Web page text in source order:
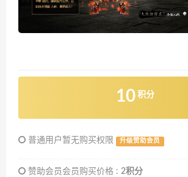
10 积分
普通用户暂无购买权限 升级赞助会员
赞助会员会员购买价格 : 2积分